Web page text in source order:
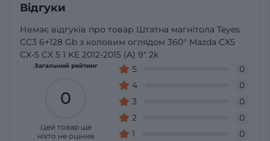
Відгуки
Немає відгуків про товар Штатна магнітола Teyes
CC3 6+128 Gb з коловим оглядом 360° Mazda CX5
CX-5 CX 5 1 KE 2012-2015 (A) 9" 2k
Загальний рейтинг
0
Цей товар ще
ніхто не оцінив
5
0
4
0
3
0
2
0
1
0